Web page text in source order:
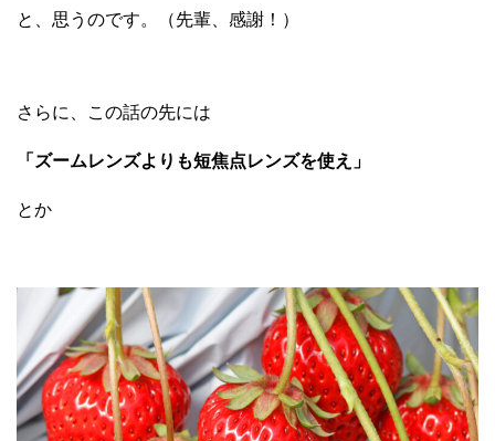
と、思うのです。（先輩、感謝！）
さらに、この話の先には
「ズームレンズよりも短焦点レンズを使え」
とか